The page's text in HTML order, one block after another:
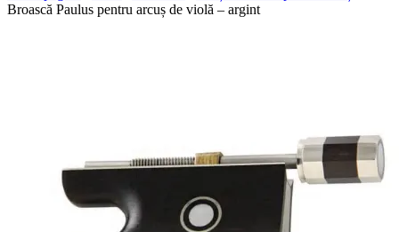
Broască Paulus pentru arcuș de violă – argint